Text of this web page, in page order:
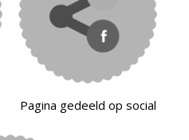
Pagina gedeeld op social